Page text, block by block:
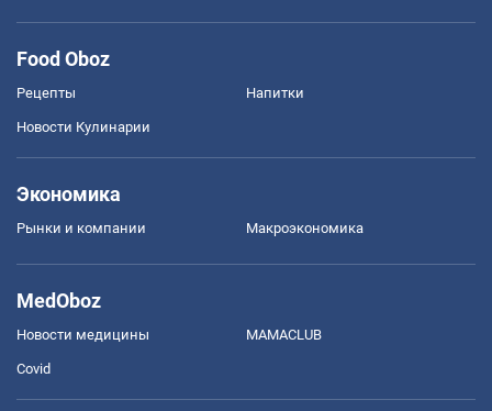
Food Oboz
Рецепты Напитки
Новости Кулинарии
Экономика
Рынки и компании Mакроэкономика
MedOboz
Новости медицины MAMACLUB
Covid